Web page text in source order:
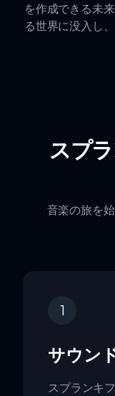
を作成できる未
る世界に没入し
スプ
音楽の旅を
1
サウン
スプランキ